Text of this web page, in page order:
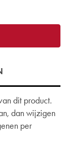
dit product.
dan wijzigen
per